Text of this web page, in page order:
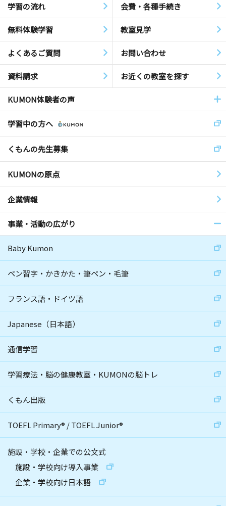
学習の流れ 会費・各種手続き
無料体験学習 教室見学
よくあるご質問 お問い合わせ
資料請求 お近くの教室を探す
KUMON体験者の声
学習中の方へ
くもんの先生募集
KUMONの原点
企業情報
事業・活動の広がり
Baby Kumon
ペン習字・かきかた・筆ペン・毛筆
フランス語・ドイツ語
Japanese（日本語）
通信学習
学習療法・脳の健康教室・KUMONの脳トレ
くもん出版
TOEFL Primary® /TOEFL Junior®
施設・学校・企業での公文式
施設・学校向け導入事業
企業・学校向け日本語